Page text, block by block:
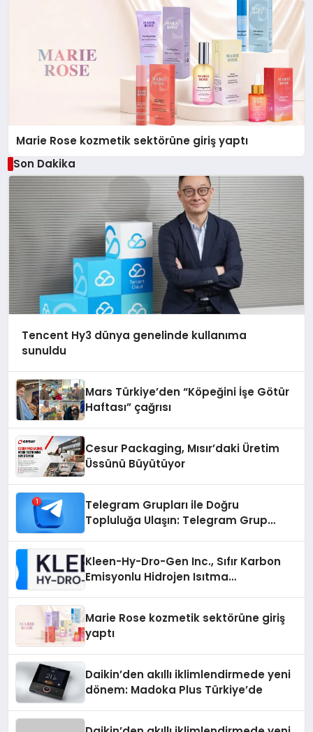
Marie Rose kozmetik sektörüne giriş yaptı
Son Dakika
Tencent Hy3 dünya genelinde kullanıma
sunuldu
Mars Türkiye’den “Köpeğini İşe Götür
Haftası” çağrısı
Cesur Packaging, Mısır’daki Üretim
Üssünü Büyütüyor
Telegram Grupları ile Doğru
Topluluğa Ulaşın: Telegram Grup
Kleen-Hy-Dro-Gen Inc., Sıfır Karbon
Emisyonlu Hidrojen Isıtma
Marie Rose kozmetik sektörüne giriş
yaptı
Daikin’den akıllı iklimlendirmede yeni
dönem: Madoka Plus Türkiye’de